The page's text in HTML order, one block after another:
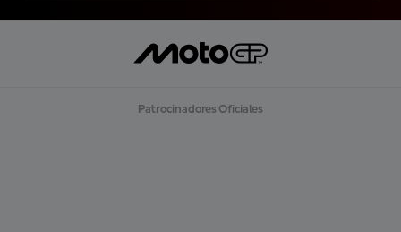
Patrocinadores Oficiales